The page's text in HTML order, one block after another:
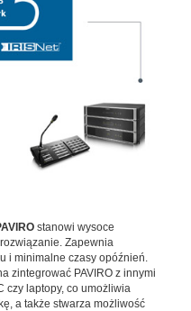
stanowi wysoce
Zapewnia
i minimalne czasy opóźnień.
zintegrować PAVIRO z innymi
czy laptopy, co umożliwia
a także stwarza możliwość